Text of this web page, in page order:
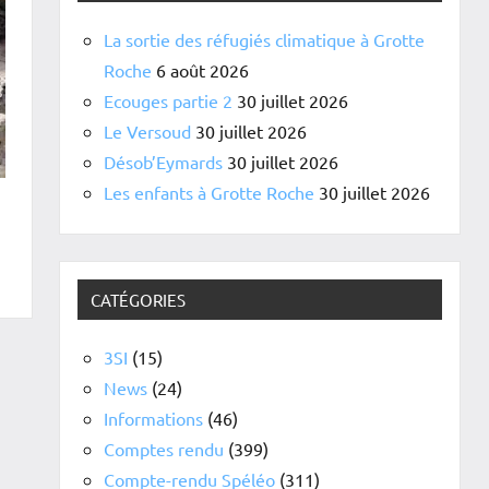
La sortie des réfugiés climatique à Grotte
Roche 6 août 2026
Ecouges partie 2 30 juillet 2026
Le Versoud 30 juillet 2026
Désob’Eymards 30 juillet 2026
Les enfants à Grotte Roche 30 juillet 2026
CATÉGORIES
3SI (15)
News (24)
Informations (46)
Comptes rendu (399)
Compte-rendu Spéléo (311)